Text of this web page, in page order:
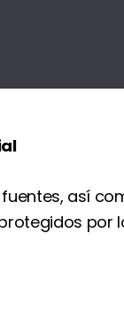
así
por